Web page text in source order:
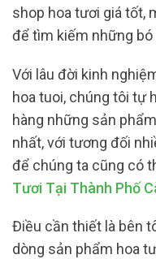
shop hoa tươi giá tốt,
để tìm kiếm những bó
Với lâu đời kinh
hoa tuoi, chúng tôi tự
hàng những sản
nhất, với tương đối
để chúng ta cũng có
Tươi Tại Thành Phố
Điều cần thiết là bên
dòng sản phẩm hoa